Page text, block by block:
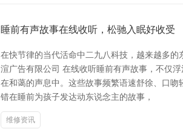
睡前有声故事在线收听，松驰入眠好收受
在快节律的当代活命中二九八科技，越来越多
渲广告有限公司 在线收听睡前有声故事，不仅
在和蔼的声息中。这些故事频繁语速舒徐、口
错在睡前为孩子发达动东说念主的故事，
维修资讯